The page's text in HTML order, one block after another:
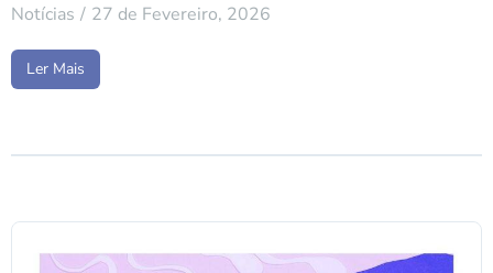
Notícias 27 de Fevereiro, 2026
Ler Mais